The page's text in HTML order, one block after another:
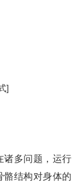
]
诸多问题，运行
骼结构对身体的